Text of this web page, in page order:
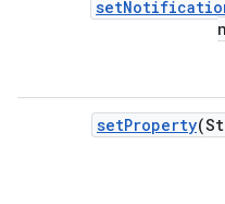
set
setProperty